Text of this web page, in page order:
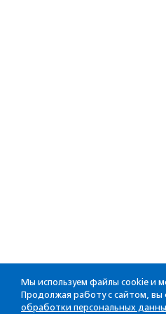
Мы используем файлы cookie и
Продолжая работу с сайтом, вы
обработки персональных